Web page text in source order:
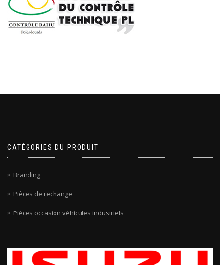
CATÉGORIES DU PRODUIT
Branding
Pièces de rechange
Pièces occasion véhicules industriels